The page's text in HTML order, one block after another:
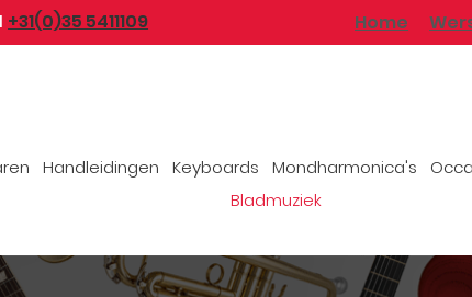
+31(0)35 5411109 Home
Handleidingen Keyboards Mondharmonica's
Bladmuziek